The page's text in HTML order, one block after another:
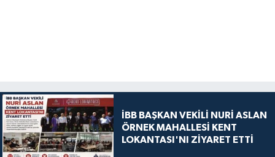
İBB BAŞKAN VEKİLİ NURİ ASLAN
ÖRNEK MAHALLESİ KENT
LOKANTASI'NI ZİYARET ETTİ